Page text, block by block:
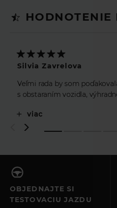
HODNOTENIE
Silvia Zavrelova
Veľmi rada by som
s obstaraním vozidla,
osobný….ak je to dovolené,
poďakovala p.Kucbelovej z
viac
OBJEDNAJTE SI
TESTOVACIU JAZDU